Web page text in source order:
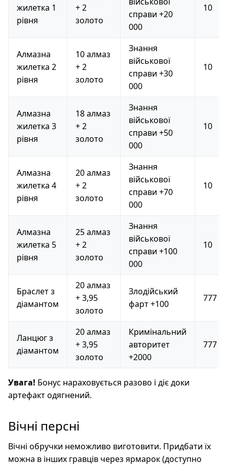
жилетка 1
рівня
+ 2
золото
справи +20
000
10
Алмазна
жилетка 2
рівня
10 алмаз
+ 2
золото
Знання
військової
справи +30
000
10
Алмазна
жилетка 3
рівня
18 алмаз
+ 2
золото
Знання
військової
справи +50
000
10
Алмазна
жилетка 4
рівня
20 алмаз
+ 2
золото
Знання
військової
справи +70
000
10
Алмазна
жилетка 5
рівня
25 алмаз
+ 2
золото
Знання
військової
справи +100
000
10
Браслет з
діамантом
20 алмаз
+ 3,95
золото
Злодійський
фарт +100
777
Ланцюг з
діамантом
20 алмаз
+ 3,95
золото
Кримінальний
авторитет
+2000
777
Увага! Бонус нараховується разово і діє доки
артефакт одягнений.
Вічні персні
Вічні обручки неможливо виготовити. Придбати їх
можна в інших гравців через ярмарок (доступно